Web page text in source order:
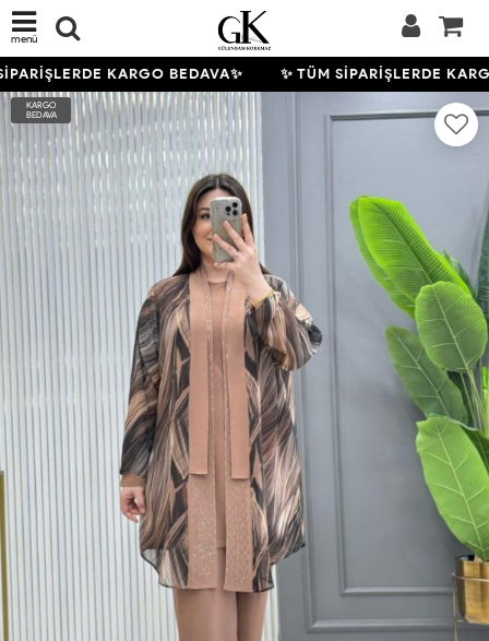
menü
KARGO BEDAVA✨ ✨ TÜM SİPARİŞLERDE
KARGO
BEDAVA